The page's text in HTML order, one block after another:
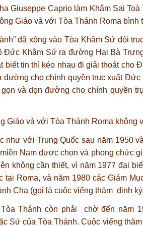
Giuseppe Caprio làm Khâm Sai
Giáo và với Tòa Thánh Roma bình
đã xông vào Tòa Khâm Sứ đòi
Khâm Sứ ra đường Hai Bà
biết tin thì kéo nhau đi giải thoát cho
cho chính quyền trục xuất
và dọn đường cho chính quyền
và với Tòa Thánh Roma không
như với Trung Quốc sau năm 1950
Nam được chọn và phong chức
không cần thiết, vì năm 1977 đại
Roma, và năm 1980 các Giám
Cha (gọi là cuộc viếng thăm định kỳ
Thánh còn phải chờ đến năm
Sứ của Tòa Thánh. Cuộc viếng